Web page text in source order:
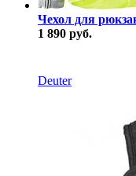
Чехол для
1 890 руб.
Deuter